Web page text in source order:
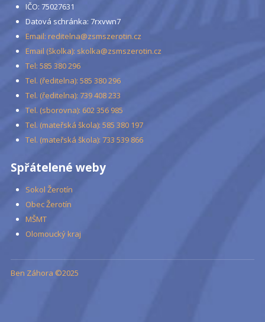
IČO: 75027631
Datová schránka: 7rxvwn7
Email: reditelna@zsmszerotin.cz
Email (školka): skolka@zsmszerotin.cz
Tel: 585 380 296
Tel. (ředitelna): 585 380 296
Tel. (ředitelna): 739 408 233
Tel. (sborovna): 602 356 985
Tel. (mateřská škola): 585 380 197
Tel. (mateřská škola): 733 539 866
Spřátelené weby
Sokol Žerotín
Obec Žerotín
MŠMT
Olomoucký kraj
Ben Záhora ©2025